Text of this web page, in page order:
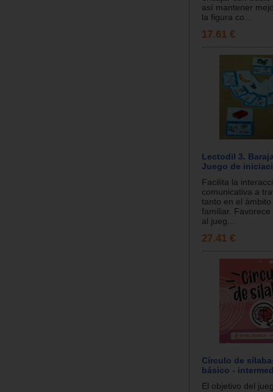
así mantener
la figura co...
17.61 €
Lectodil 3.
Juego de
Facilita la
comunicativa a
tanto en el
familiar.
al jueg...
27.41 €
Círculo de
básico -
El objetivo del